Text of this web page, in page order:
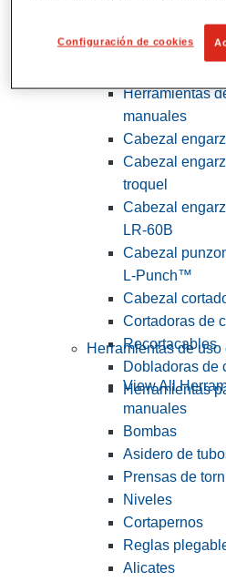
View All
Herramientas
manuales
Cabezal
Cabezal
troquel
Cabezal
LR-60B
Cabezal
L-Punch™
Cabezal
Cortadoras de
Recortacables
Dobladoras de
Herramientas
Herramientas de
View All
manuales
Bombas
Asidero de
Prensas de
Niveles
Cortapernos
Reglas
Alicates
Configuración de cookies